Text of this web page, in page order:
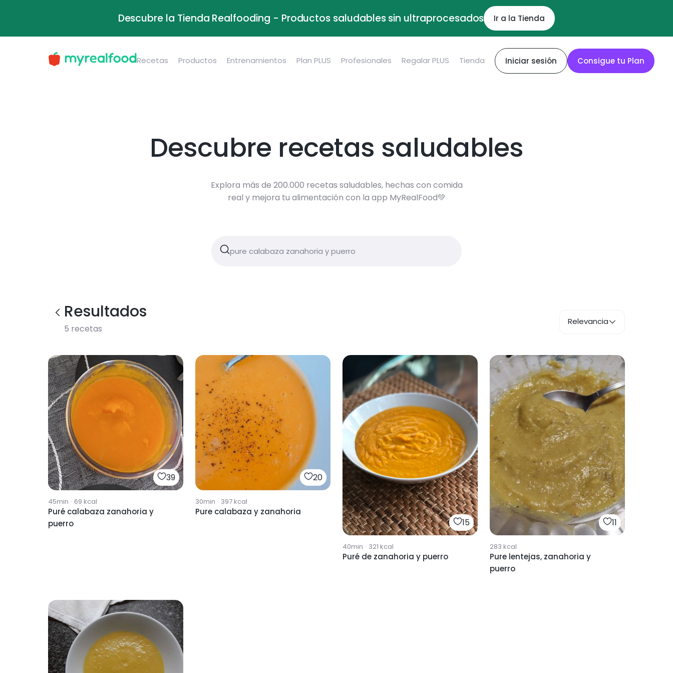
Descubre la Tienda Realfooding - Productos saludables sin ultraprocesados Ir a la Tienda
Recetas Productos Entrenamientos Plan PLUS Profesionales Regalar PLUS Tienda Iniciar sesión Consigue tu Plan
Descubre recetas saludables
Explora más de 200.000 recetas saludables, hechas con comida
real y mejora tu alimentación con la app MyRealFood💚
Resultados
5 recetas
Relevancia
39
45min · 69 kcal
Puré calabaza zanahoria y
puerro
20
30min · 397kcal
Pure calabaza y zanahoria
15
40min · 321 kcal
Puré de zanahoria y puerro
11
283 kcal
Pure lentejas, zanahoria y
puerro